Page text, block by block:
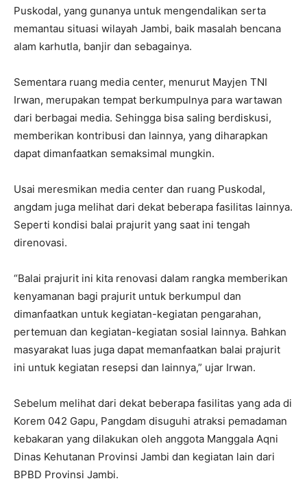
Puskodal, yang gunanya untuk mengendalikan serta
memantau situasi wilayah Jambi, baik masalah bencana
alam karhutla, banjir dan sebagainya.
Sementara ruang media center, menurut Mayjen TNI
Irwan, merupakan tempat berkumpulnya para wartawan
dari berbagai media. Sehingga bisa saling berdiskusi,
memberikan kontribusi dan lainnya, yang diharapkan
dapat dimanfaatkan semaksimal mungkin.
Usai meresmikan media center dan ruang Puskodal,
angdam juga melihat dari dekat beberapa fasilitas lainnya.
Seperti kondisi balai prajurit yang saat ini tengah
direnovasi.
“Balai prajurit ini kita renovasi dalam rangka memberikan
kenyamanan bagi prajurit untuk berkumpul dan
dimanfaatkan untuk kegiatan-kegiatan pengarahan,
pertemuan dan kegiatan-kegiatan sosial lainnya. Bahkan
masyarakat luas juga dapat memanfaatkan balai prajurit
ini untuk kegiatan resepsi dan lainnya,” ujar Irwan.
Sebelum melihat dari dekat beberapa fasilitas yang ada di
Korem 042 Gapu, Pangdam disuguhi atraksi pemadaman
kebakaran yang dilakukan oleh anggota Manggala Aqni
Dinas Kehutanan Provinsi Jambi dan kegiatan lain dari
BPBD Provinsi Jambi.